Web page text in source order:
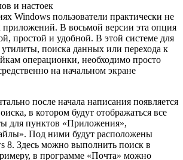
и настоек
Windows пользователи практически не
приложений. В восьмой версии эта опция
простой и удобной. В этой системе для
утилиты, поиска данных или перехода к
операционки, необходимо просто
на начальном экране
после начала написания появляется
в котором будут отображаться все
для пунктов «Приложения»,
Под ними будут расположены
8. Здесь можно выполнить поиск в
в программе «Почта» можно